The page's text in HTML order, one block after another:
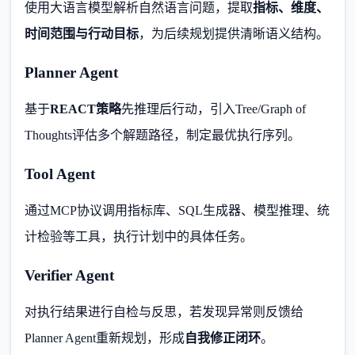
使用大语言模型解析自然语言问题，提取指标、维度、
时间范围与行动目标，为后续规划提供清晰语义结构。
Planner Agent
基于REACT策略先推理后行动，引入Tree/Graph of
Thoughts评估多个解题路径，制定最优执行序列。
Tool Agent
通过MCP协议调用指标库、SQL生成器、模型推理、统
计检验等工具，执行计划中的具体任务。
Verifier Agent
对执行结果进行自检与反思，若发现异常则反馈给
Planner Agent重新规划，形成自我修正闭环。